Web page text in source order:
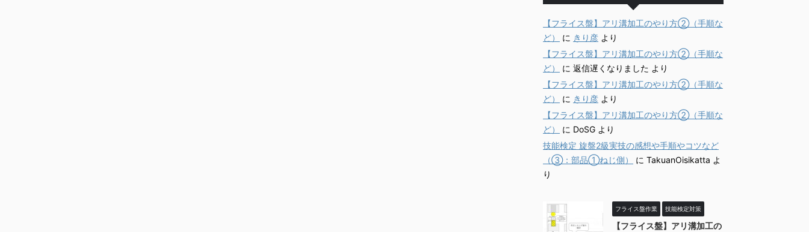
【フライス盤】アリ溝加工のやり方②（手順な
ど）
に きり彦 より
【フライス盤】アリ溝加工のやり方②（手順な
ど）
に 返信遅くなりました より
【フライス盤】アリ溝加工のやり方②（手順な
ど）
に きり彦 より
【フライス盤】アリ溝加工のやり方②（手順な
ど）
に DoSG より
技能検定 旋盤2級実技の感想や手順やコツなど
（③：部品①ねじ側）
に TakuanOisikatta よ
り
フライス盤作業 技能検定対策
【フライス盤】アリ溝加工の